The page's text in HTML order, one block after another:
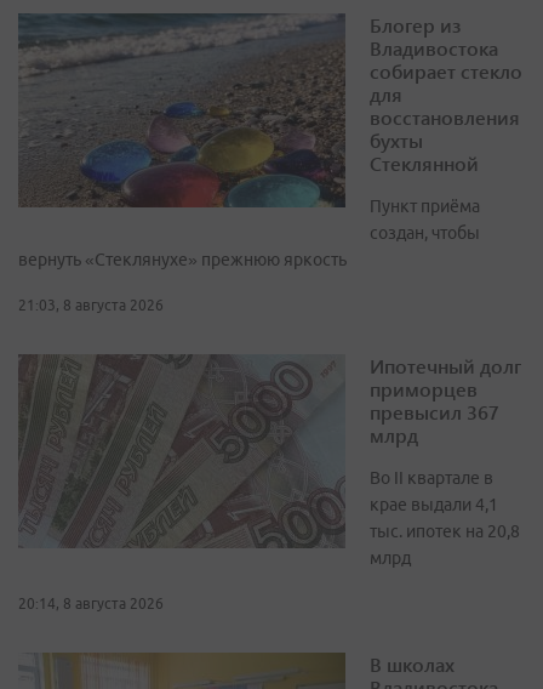
Блогер из
Владивостока
собирает стекло
для
восстановления
бухты
Стеклянной
Пункт приёма
создан, чтобы
вернуть «Стеклянухе» прежнюю яркость
21:03, 8 августа 2026
Ипотечный долг
приморцев
превысил 367
млрд
Во II квартале в
крае выдали 4,1
тыс. ипотек на 20,8
млрд
20:14, 8 августа 2026
В школах